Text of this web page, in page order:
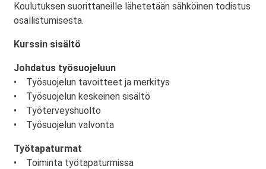
Koulutuksen suorittaneille lähetetään sähköinen todistus
osallistumisesta.
Kurssin sisältö
Johdatus työsuojeluun
• Työsuojelun tavoitteet ja merkitys
• Työsuojelun keskeinen sisältö
• Työterveyshuolto
• Työsuojelun valvonta
Työtapaturmat
• Toiminta työtapaturmissa